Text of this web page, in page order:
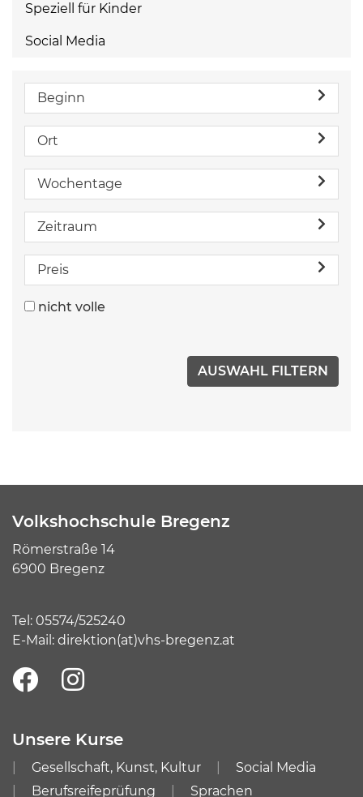
Speziell für Kinder
Social Media
Beginn
Ort
Wochentage
Zeitraum
Preis
nicht volle
Volkshochschule Bregenz
Römerstraße 14
6900 Bregenz
Tel: 05574/525240
E-Mail: direktion(at)vhs-bregenz.at
Unsere Kurse
Gesellschaft, Kunst, Kultur
Social Media
Berufsreifeprüfung
Sprachen